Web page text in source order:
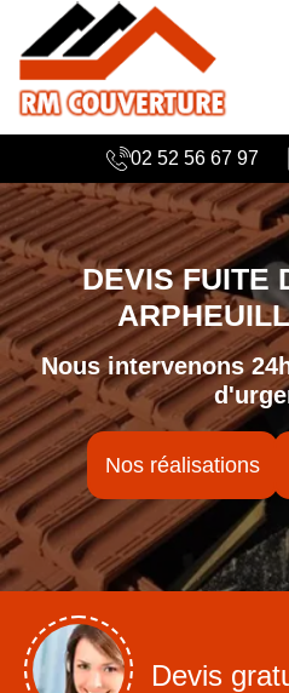
02 52 56 67 97
DEVIS FUITE
Nous intervenons
Nos réalisations
Devis